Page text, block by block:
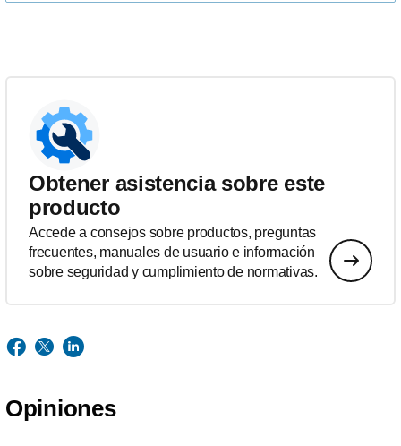
Obtener asistencia sobre este
producto
Accede a consejos sobre productos, preguntas
frecuentes, manuales de usuario e información
sobre seguridad y cumplimiento de normativas.
Opiniones